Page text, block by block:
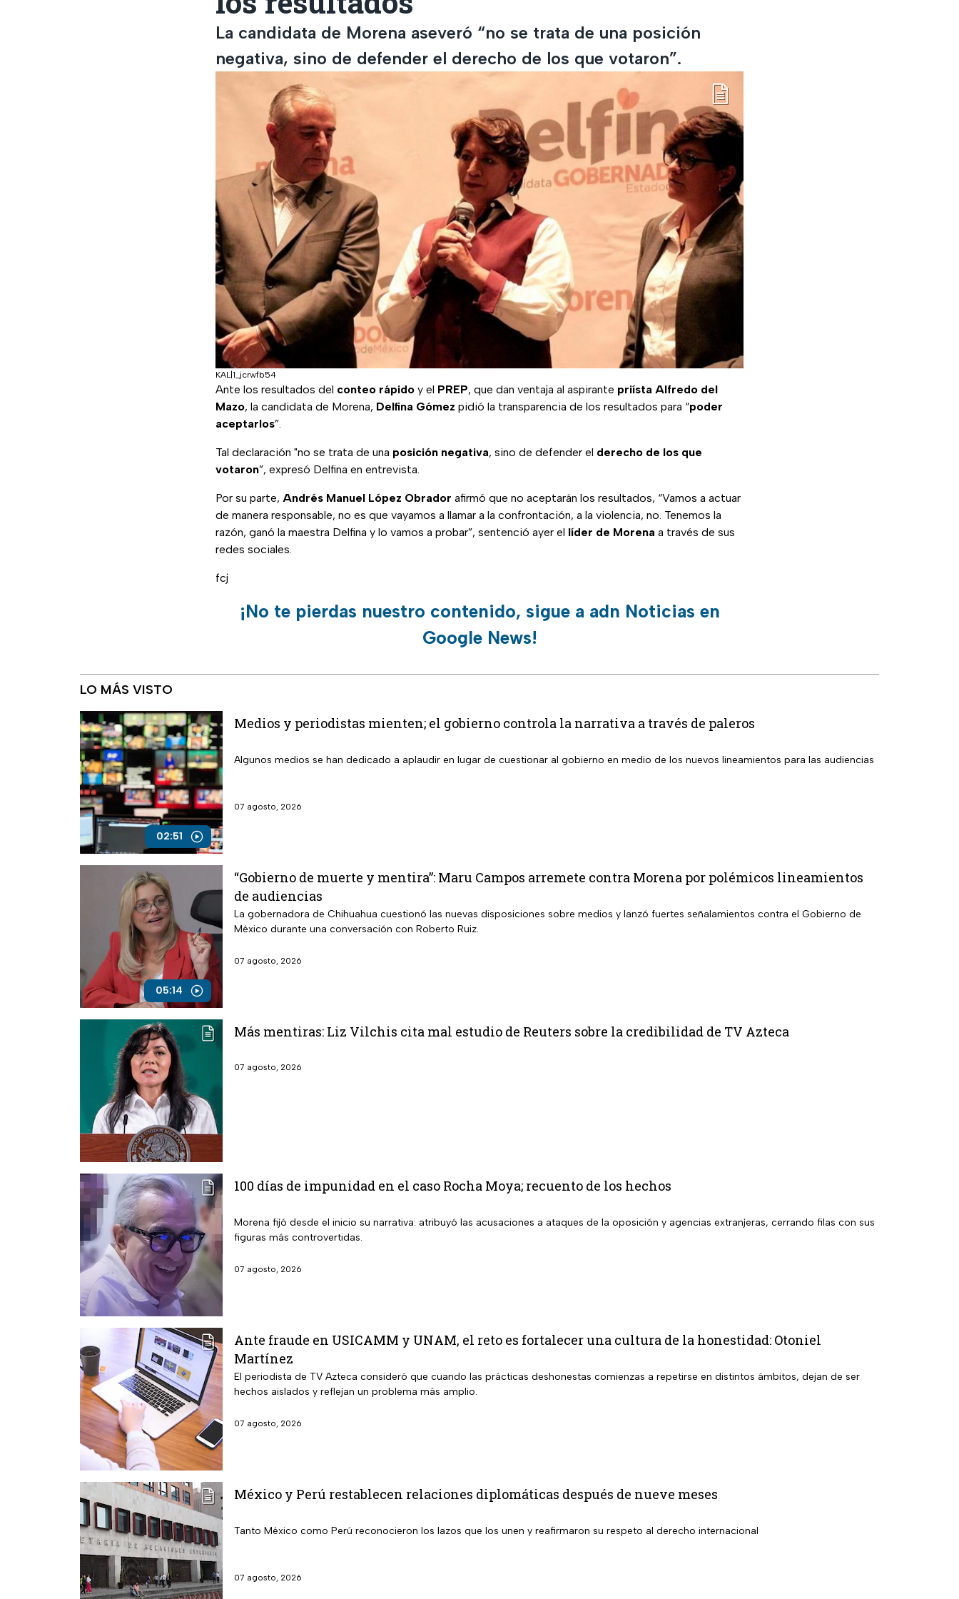
La candidata de Morena aseveró “no se trata de una posición
negativa, sino de defender el derecho de los que votaron”.
KAL|1_jcrwfb54
Ante los resultados del conteo rápido y el PREP, que dan ventaja al aspirante priísta Alfredo del
Mazo, la candidata de Morena, Delfina Gómez pidió la transparencia de los resultados para “poder
aceptarlos”.
Tal declaración "no se trata de una posición negativa, sino de defender el derecho de los que
votaron”, expresó Delfina en entrevista.
Por su parte, Andrés Manuel López Obrador afirmó que no aceptarán los resultados, “Vamos a actuar
de manera responsable, no es que vayamos a llamar a la confrontación, a la violencia, no. Tenemos la
razón, ganó la maestra Delfina y lo vamos a probar”, sentenció ayer el líder de Morena a través de sus
redes sociales.
fcj
¡No te pierdas nuestro contenido, sigue a adn Noticias en
Google News!
LO MÁS VISTO
02:51
Medios y periodistas mienten; el gobierno controla la narrativa a través de paleros
Algunos medios se han dedicado a aplaudir en lugar de cuestionar al gobierno en medio de los nuevos lineamientos para las audiencias
07 agosto, 2026
05:14
“Gobierno de muerte y mentira”: Maru Campos arremete contra Morena por polémicos lineamientos
de audiencias
La gobernadora de Chihuahua cuestionó las nuevas disposiciones sobre medios y lanzó fuertes señalamientos contra el Gobierno de
México durante una conversación con Roberto Ruiz.
07 agosto, 2026
Más mentiras: Liz Vilchis cita mal estudio de Reuters sobre la credibilidad de TV Azteca
07 agosto, 2026
100 días de impunidad en el caso Rocha Moya; recuento de los hechos
Morena fijó desde el inicio su narrativa: atribuyó las acusaciones a ataques de la oposición y agencias extranjeras, cerrando filas con sus
figuras más controvertidas.
07 agosto, 2026
Ante fraude en USICAMM y UNAM, el reto es fortalecer una cultura de la honestidad: Otoniel
Martínez
El periodista de TV Azteca consideró que cuando las prácticas deshonestas comienzas a repetirse en distintos ámbitos, dejan de ser
hechos aislados y reflejan un problema más amplio.
07 agosto, 2026
México y Perú restablecen relaciones diplomáticas después de nueve meses
Tanto México como Perú reconocieron los lazos que los unen y reafirmaron su respeto al derecho internacional
07 agosto, 2026